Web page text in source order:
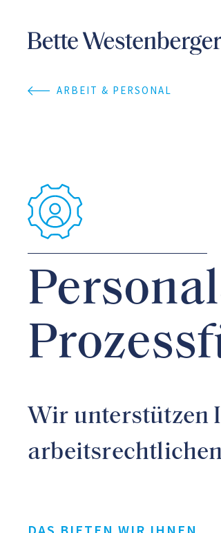
ARBEIT & PERSONAL
Wir unterstützen